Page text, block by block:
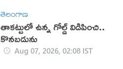
తెలంగాణ
తాకట్టులో ఉన్న గోల్డ్ విడిపించి..
కొనబడును
Aug 07, 2026, 02:08 IST